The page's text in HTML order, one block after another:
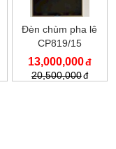
Đèn chùm pha lê
CP819/15
13,000,000
20,500,000